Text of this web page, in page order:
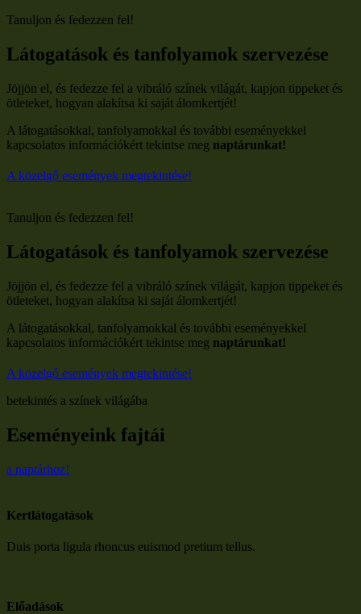
Skip
content
Tanuljon és fedezzen fel!
Látogatások és tanfolyamok szervezése
Jöjjön el, és fedezze fel a vibráló színek világát, kapjon tippeket és
ötleteket, hogyan alakítsa ki saját álomkertjét!
A látogatásokkal, tanfolyamokkal és további eseményekkel
kapcsolatos információkért tekintse meg naptárunkat!
A közelgő események megtekintése!
Tanuljon és fedezzen fel!
Látogatások és tanfolyamok szervezése
Jöjjön el, és fedezze fel a vibráló színek világát, kapjon tippeket és
ötleteket, hogyan alakítsa ki saját álomkertjét!
A látogatásokkal, tanfolyamokkal és további eseményekkel
kapcsolatos információkért tekintse meg naptárunkat!
A közelgő események megtekintése!
betekintés a színek világába
Eseményeink fajtái
a naptárhoz!
Kertlátogatások
Duis porta ligula rhoncus euismod pretium tellus.
Előadások